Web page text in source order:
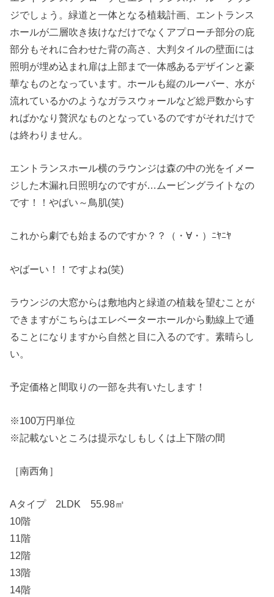
ジでしょう。緑道と一体となる植栽計画、エントランス
ホールが二層吹き抜けなだけでなくアプローチ部分の庇
部分もそれに合わせた背の高さ、大判タイルの壁面には
照明が埋め込まれ扉は上部まで一体感あるデザインと豪
華なものとなっています。ホールも縦のルーバー、水が
流れているかのようなガラスウォールなど総戸数からす
ればかなり贅沢なものとなっているのですがそれだけで
は終わりません。
エントランスホール横のラウンジは森の中の光をイメー
ジした木漏れ日照明なのですが…ムービングライトなの
です！！やばい～鳥肌(笑)
これから劇でも始まるのですか？？（・∀・）ﾆﾔﾆﾔ
やばーい！！ですよね(笑)
ラウンジの大窓からは敷地内と緑道の植栽を望むことが
できますがこちらはエレベーターホールから動線上で通
ることになりますから自然と目に入るのです。素晴らし
い。
予定価格と間取りの一部を共有いたします！
※100万円単位
※記載ないところは提示なしもしくは上下階の間
［南西角］
Aタイプ 2LDK 55.98㎡
10階
11階
12階
13階
14階